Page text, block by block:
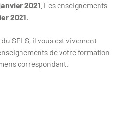
2021 . Les enseignements
2021.
SPLS, il vous est vivement
de votre formation
correspondant.